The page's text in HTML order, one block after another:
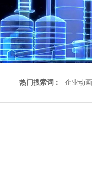
热门搜索词： 企业动画